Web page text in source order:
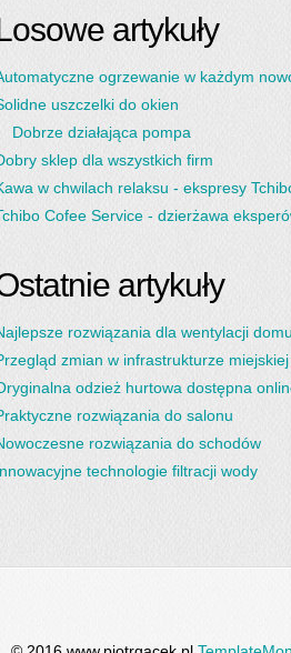
artykuły
ogrzewanie w każdym
uszczelki do okien
działająca pompa
sklep dla wszystkich firm
w chwilach relaksu - ekspresy
Cofee Service - dzierżawa
artykuły
rozwiązania dla wentylacji
zmian w infrastrukturze miejskiej
odzież hurtowa dostępna
rozwiązania do salonu
rozwiązania do schodów
technologie filtracji wody